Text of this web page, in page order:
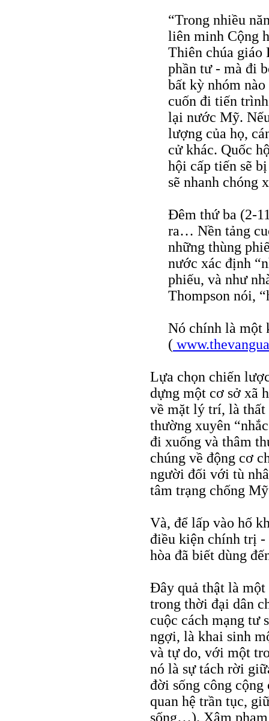
“Trong nhiều
liên minh Cộng
Thiên chúa giáo
phần tư - mà đi
bất kỳ nhóm
cuốn đi tiến
lại nước Mỹ.
lượng của họ,
cử khác. Quốc
hội cấp tiến sẽ
sẽ nhanh chóng
Đêm thứ ba (2-
ra… Nền tảng
những thùng
nước xác định
phiếu, và như
Thompson nói,
Nó chính là
(
Lựa chọn chiến
dựng một cơ sở xã
về mặt lý trí, là
thường xuyên
đi xuống và thâm
chúng về động cơ
người đối với tù
tâm trạng chống
Và, để lấp vào hố
điều kiện chính trị -
hòa đã biết dùng
Đây quả thật là
trong thời đại dân
cuộc cách mạng tư
ngợi, là khai sinh
và tự do, với một
nó là sự tách rời
đời sống công
quan hệ trần tục,
sống…). Xâm phạm